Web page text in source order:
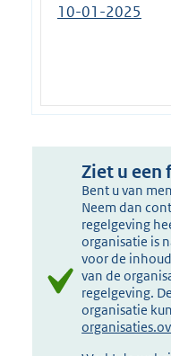
10-01-2025
Ziet u een
Bent u van
Neem dan
regelgeving
organisatie is
voor de
van de
regelgeving.
organisatie